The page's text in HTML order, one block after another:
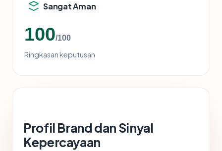
Sangat Aman
100/100
Ringkasan keputusan
Profil Brand dan Sinyal
Kepercayaan